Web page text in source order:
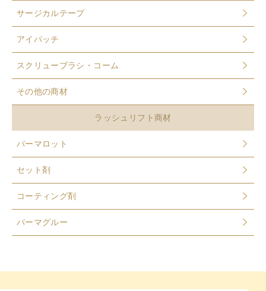
サージカルテープ
アイパッチ
スクリューブラシ・コーム
その他の商材
ラッシュリフト商材
パーマロット
セット剤
コーティング剤
パーマグルー